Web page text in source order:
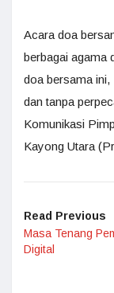
Acara doa
berbagai agama
doa bersama ini,
dan tanpa
Komunikasi
Kayong Utara
Read Previous
Masa Tenang
Digital